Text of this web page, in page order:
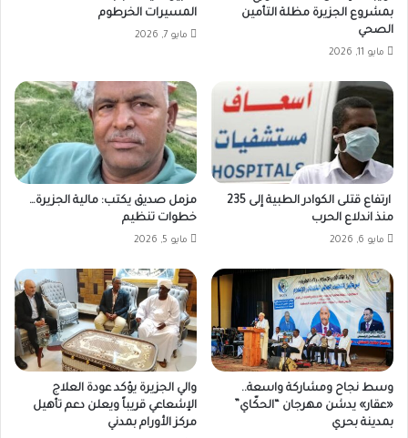
بمشروع الجزيرة مظلة التأمين
الصحي
مايو 11, 2026
المسيرات الخرطوم
مايو 7, 2026
ارتفاع قتلى الكوادر الطبية إلى 235
منذ اندلاع الحرب
مايو 6, 2026
مزمل صديق يكتب: مالية الجزيرة…
خطوات تنظيم
مايو 5, 2026
وسط نجاح ومشاركة واسعة..
«عقار» يدشن مهرجان “الحكّاي”
بمدينة بحري
والي الجزيرة يؤكد عودة العلاج
الإشعاعي قريباً ويعلن دعم تأهيل
مركز الأورام بمدني